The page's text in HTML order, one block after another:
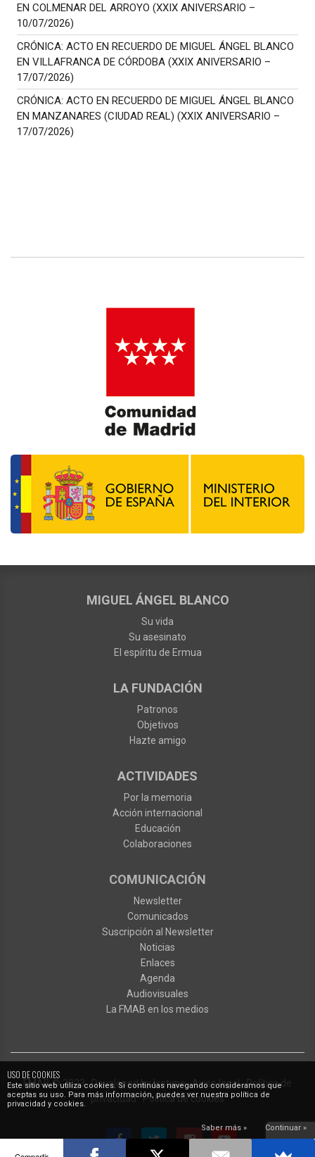
USO DE COOKIES
Este sitio web utiliza cookies. Si continúas navegando consideramos que
aceptas su uso. Para más información, puedes ver nuestra política de
privacidad y cookies.
Saber más » Continuar »
EN COLMENAR DEL ARROYO (XXIX ANIVERSARIO –
10/07/2026)
CRÓNICA: ACTO EN RECUERDO DE MIGUEL ÁNGEL BLANCO
EN VILLAFRANCA DE CÓRDOBA (XXIX ANIVERSARIO –
17/07/2026)
CRÓNICA: ACTO EN RECUERDO DE MIGUEL ÁNGEL BLANCO
EN MANZANARES (CIUDAD REAL) (XXIX ANIVERSARIO –
17/07/2026)
MIGUEL ÁNGEL BLANCO
Su vida
Su asesinato
El espíritu de Ermua
LA FUNDACIÓN
Patronos
Objetivos
Hazte amigo
ACTIVIDADES
Por la memoria
Acción internacional
Educación
Colaboraciones
COMUNICACIÓN
Newsletter
Comunicados
Suscripción al Newsletter
Noticias
Enlaces
Agenda
Audiovisuales
La FMAB en los medios
FMAB© 2023·Developed byIxotype·Aviso legal·Política de
privacidad·Política de cookies